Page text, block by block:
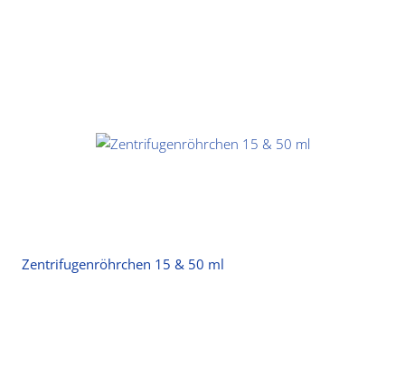
Zentrifugenröhrchen 15 & 50 ml